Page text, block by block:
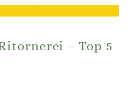
– Top 5